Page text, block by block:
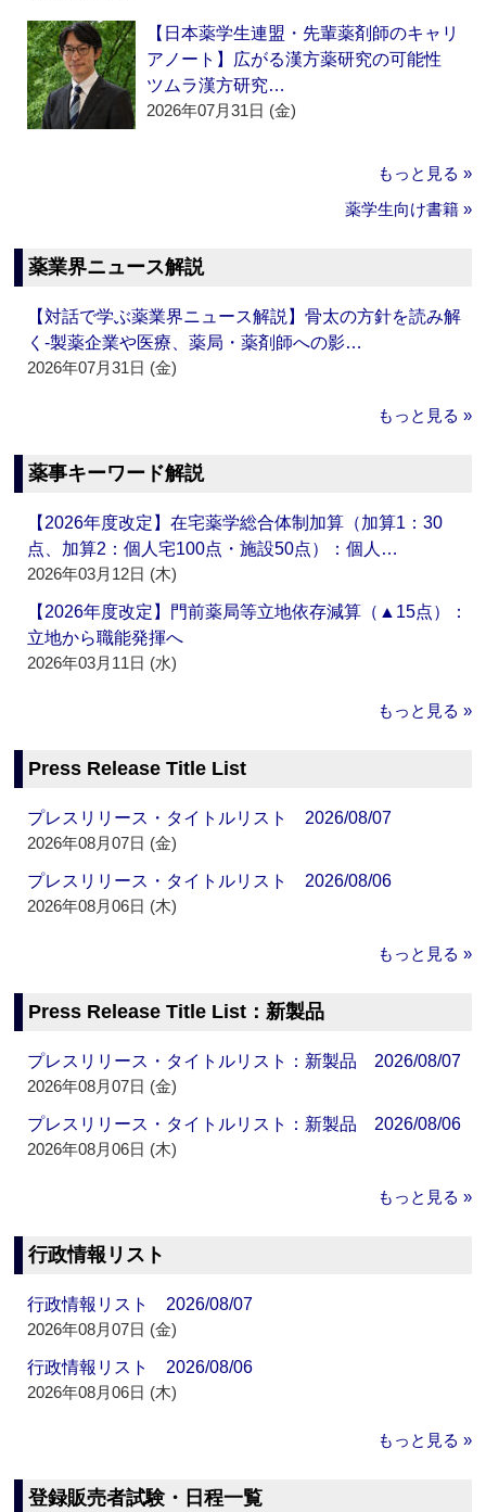
【日本薬学生連盟・先輩薬剤師のキャリ
アノート】広がる漢方薬研究の可能性
ツムラ漢方研究…
2026年07月31日 (金)
もっと見る »
薬学生向け書籍 »
薬業界ニュース解説
【対話で学ぶ薬業界ニュース解説】骨太の方針を読み解
く‐製薬企業や医療、薬局・薬剤師への影…
2026年07月31日 (金)
もっと見る »
薬事キーワード解説
【2026年度改定】在宅薬学総合体制加算（加算1：30
点、加算2：個人宅100点・施設50点）：個人…
2026年03月12日 (木)
【2026年度改定】門前薬局等立地依存減算（▲15点）：
立地から職能発揮へ
2026年03月11日 (水)
もっと見る »
Press Release Title List
プレスリリース・タイトルリスト 2026/08/07
2026年08月07日 (金)
プレスリリース・タイトルリスト 2026/08/06
2026年08月06日 (木)
もっと見る »
Press Release Title List：新製品
プレスリリース・タイトルリスト：新製品 2026/08/07
2026年08月07日 (金)
プレスリリース・タイトルリスト：新製品 2026/08/06
2026年08月06日 (木)
もっと見る »
行政情報リスト
行政情報リスト 2026/08/07
2026年08月07日 (金)
行政情報リスト 2026/08/06
2026年08月06日 (木)
もっと見る »
登録販売者試験・日程一覧